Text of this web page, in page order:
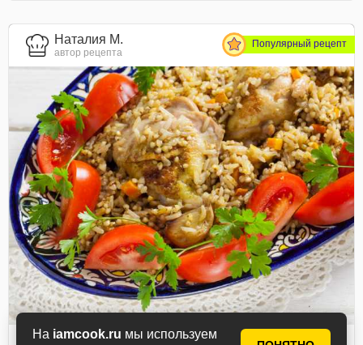
На iamcook.ru мы используем
Наталия М.
автор рецепта
Популярный рецепт